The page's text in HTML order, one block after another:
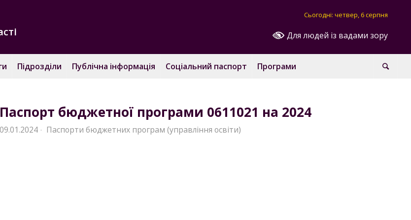
Для людей із вадами зору
Сьогодні: четвер, 6 серпня
Підрозділи Публічна інформація Соціальний паспорт Програми
Паспорт бюджетної програми 0611021 на 2024
09.01.2024 · Паспорти бюджетних програм (управління освіти)